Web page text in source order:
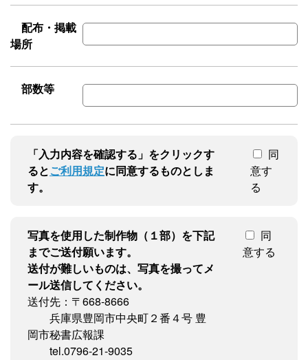
配布・掲載
場所
部数等
「入力内容を確認する」をクリックす
るとご利用規定に同意するものとしま
す。
同
意す
る
写真を使用した制作物（１部）を下記
までご送付願います。
送付が難しいものは、写真を撮ってメ
ール送信してください。
送付先：〒668-8666
兵庫県豊岡市中央町２番４号 豊
岡市秘書広報課
tel.0796-21-9035
同
意する